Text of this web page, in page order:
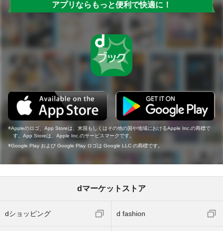
アプリならもっと便利で快適に！
Appleのロゴ、App Storeは、米国もしくはその他の国や地域におけるApple Inc.の商標で
す。App Storeは、Apple Inc.のサービスマークです。
Google Play および Google Play ロゴは Google LLC の商標です。
dマーケットストア
dショッピング d fashion